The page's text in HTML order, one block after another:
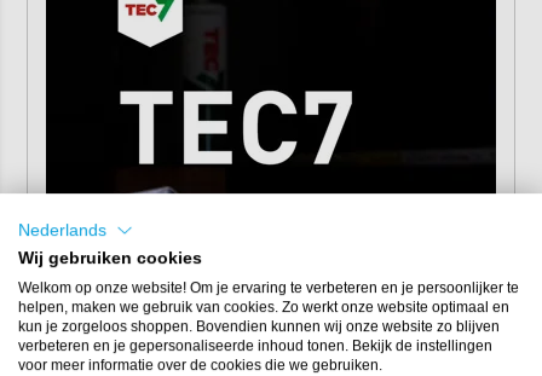
Nederlands
Wij gebruiken cookies
Welkom op onze website! Om je ervaring te verbeteren en je persoonlijker te
helpen, maken we gebruik van cookies. Zo werkt onze website optimaal en
kun je zorgeloos shoppen. Bovendien kunnen wij onze website zo blijven
verbeteren en je gepersonaliseerde inhoud tonen. Bekijk de instellingen
voor meer informatie over de cookies die we gebruiken.